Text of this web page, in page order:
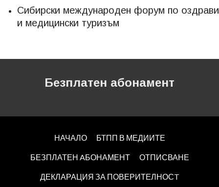
Сибирски международен форум по
и медицински туризъм
Безплатен абонамент
НАЧАЛО БТПП В МЕДИИТЕ
БЕЗПЛАТЕН AБОНАМЕНТ ОТПИСВАНЕ
ДЕКЛАРАЦИЯ ЗА ПОВЕРИТЕЛНОСT